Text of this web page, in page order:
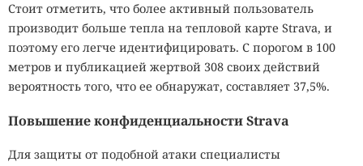
Стоит отметить, что более активный пользователь
производит больше тепла на тепловой карте Strava, и
поэтому его легче идентифицировать. С порогом в 100
метров и публикацией жертвой 308 своих действий
вероятность того, что ее обнаружат, составляет 37,5%.
Повышение конфиденциальности Strava
Для защиты от подобной атаки специалисты